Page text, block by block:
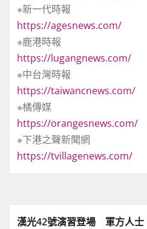
※新一代時報
https://agesnews.com/
※鹿港時報
https://lugangnews.com/
※中台灣時報
https://taiwancnews.com/
※橘傳媒
https://orangesnews.com/
※下港之聲新聞網
https://tvillagenews.com/
漢光42號演習登場 軍方人士